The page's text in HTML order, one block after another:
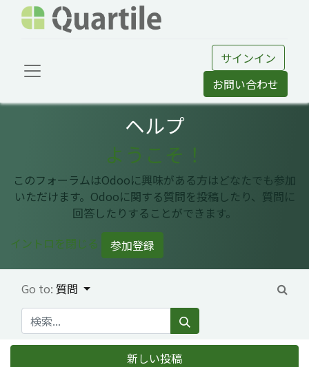
サインイン
お問い合わせ
ヘルプ
ようこそ！
このフォーラムはOdooに興味がある方はどなたでも参加
いただけます。Odooに関する質問を投稿したり、質問に
回答したりすることができます。
イントロを閉じる
参加登録
Go to: 質問
新しい投稿